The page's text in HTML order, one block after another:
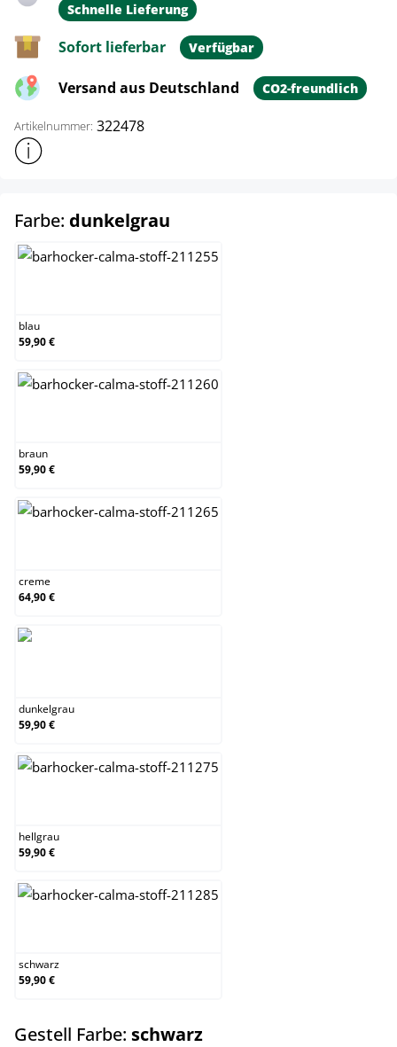
Schnelle Lieferung
Sofort lieferbar Verfügbar
Versand aus Deutschland CO2-freundlich
Artikelnummer: 322478
Weitere Produktinformationen anzeigen
Farbe: dunkelgrau
blau
59,90 €
braun
59,90 €
creme
64,90 €
dunkelgrau
59,90 €
hellgrau
59,90 €
schwarz
59,90 €
Gestell Farbe: schwarzauswählen